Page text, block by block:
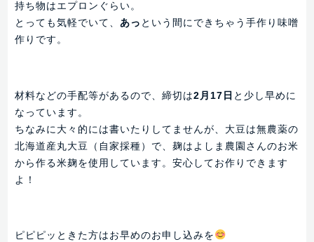
持ち物はエプロンぐらい。
とっても気軽でいて、 あっ という間にできちゃう手作り味噌
作りです。
材料などの手配等があるので、締切は2月17日 と少し早めに
なっています。
ちなみに大々的には書いたりしてませんが、大豆は無農薬の
北海道産丸大豆（自家採種）で、麹はよしま農園さんのお米
から作る米麹を使用しています。安心してお作りできます
よ！
ピピピッときた方はお早めのお申し込みを